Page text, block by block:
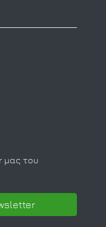
μας του